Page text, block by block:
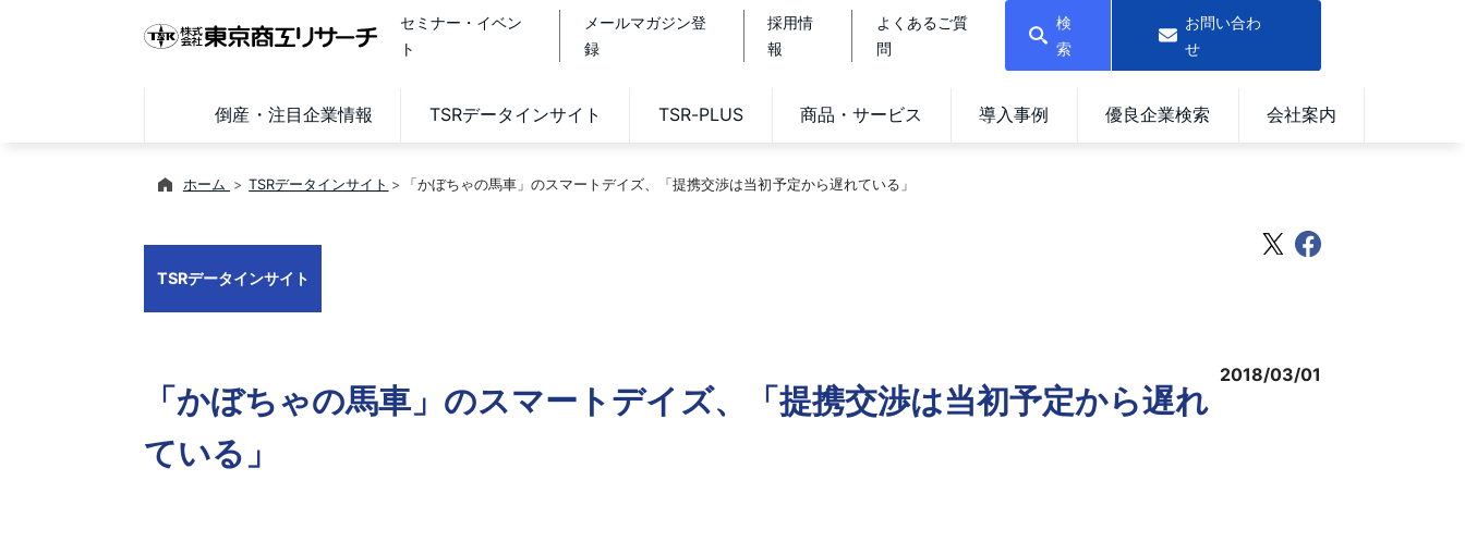
セミナー・イベン
ト
メールマガジン登
録
採用情
報
よくあるご質
問
検
索
お問い合わ
せ
倒産・注目企業情報 TSRデータインサイト TSR-PLUS 商品・サービス 導入事例 優良企業検索 会社案内
ホーム TSRデータインサイト 「かぼちゃの馬車」のスマートデイズ、「提携交渉は当初予定から遅れている」
TSRデータインサイト
「かぼちゃの馬車」のスマートデイズ、「提携交渉は当初予定から遅れ
ている」
2018/03/01